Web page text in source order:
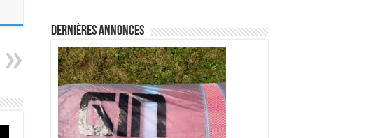
Dernières annonces